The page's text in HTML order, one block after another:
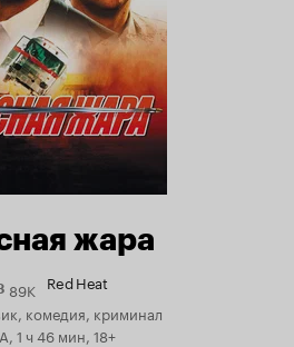
жара
89K Red Heat
комедия, криминал
1 ч 46 мин, 18+